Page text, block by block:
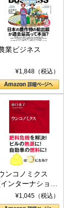
業ビジネス
¥1,848（税込）
ンコノミクス
ンターナショナ
ル新書)¥1,045（税込）